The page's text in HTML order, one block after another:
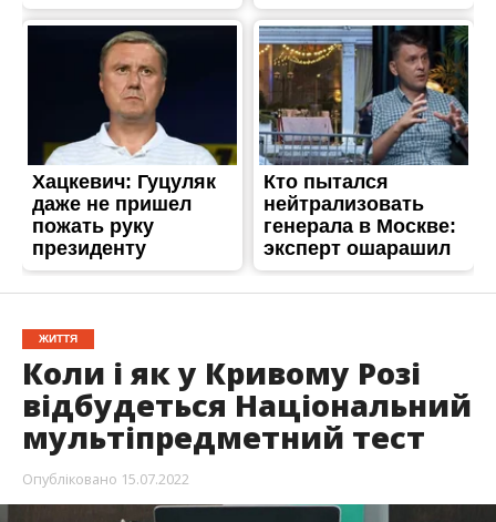
ЖИТТЯ
Коли і як у Кривому Розі
відбудеться Національний
мультіпредметний тест
Опубліковано 15.07.2022